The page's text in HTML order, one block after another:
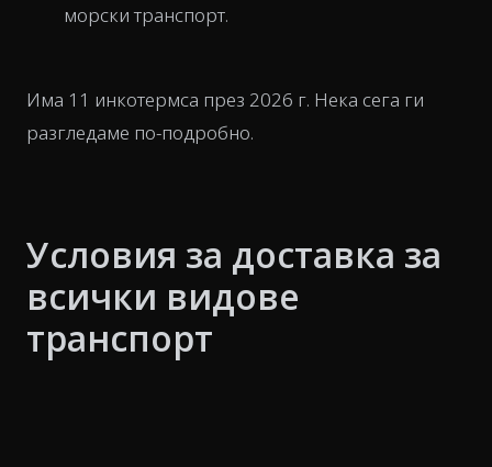
морски транспорт.
Има 11 инкотермса през 2026 г. Нека сега ги
разгледаме по-подробно.
Условия за доставка за
всички видове
транспорт